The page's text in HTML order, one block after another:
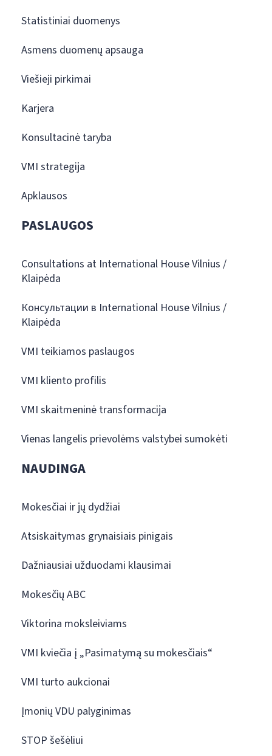
Statistiniai duomenys
Asmens duomenų apsauga
Viešieji pirkimai
Karjera
Konsultacinė taryba
VMI strategija
Apklausos
PASLAUGOS
Consultations at International House Vilnius /
Klaipėda
Консультации в International House Vilnius /
Klaipėda
VMI teikiamos paslaugos
VMI kliento profilis
VMI skaitmeninė transformacija
Vienas langelis prievolėms valstybei sumokėti
NAUDINGA
Mokesčiai ir jų dydžiai
Atsiskaitymas grynaisiais pinigais
Dažniausiai užduodami klausimai
Mokesčių ABC
Viktorina moksleiviams
VMI kviečia į „Pasimatymą su mokesčiais“
VMI turto aukcionai
Įmonių VDU palyginimas
STOP šešėliui